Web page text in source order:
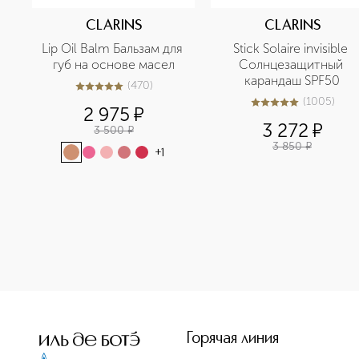
CLARINS
Lip Oil Balm Бальзам для
губ на основе масел
4.9из5470 (470)
2 975 ¤
3 500 ¤
+1
CLARINS
Stick Solaire invisible
Солнцезащитный
карандаш SPF50
5из 51005 (1005)
3 272 ¤
3 850 ¤
Горячая линия